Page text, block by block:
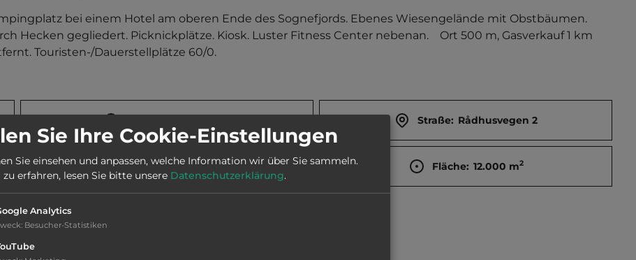
bei einem Hotel am oberen Ende des Sognefjords. Ebenes Wiesengelände mit Obstbäumen.
Hecken gegliedert. Picknickplätze. Kiosk. Luster Fitness Center nebenan.    Ort 500 m, Gasverkauf 1 km
Touristen-/Dauerstellplätze 60/0.
Straße: Rådhusvegen 2
Webseite: gaupnetunet.no Fläche: 12.000 m2
Sie Ihre Cookie-Einstellungen
Sie einsehen und anpassen, welche Information wir über Sie sammeln.
erfahren, lesen Sie bitte unsere Datenschutzerklärung.
Analytics
: Besucher-Statistiken